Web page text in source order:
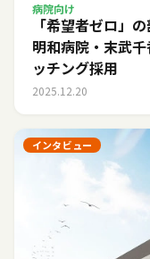
病院向け
「希望者ゼロ」
明和病院・末武
ッチング採用
2025.12.20
インタビュー